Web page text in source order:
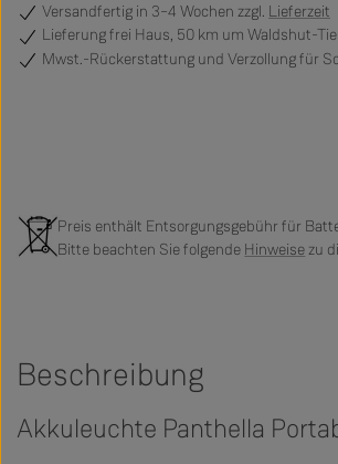
Versandfertig in 3–4 Wochen zzgl. Lieferzeit
Lieferung frei Haus, 50 km um Waldshut-
Mwst.-Rückerstattung und Verzollung für
Preis enthält Entsorgungsgebühr für
Bitte beachten Sie folgende Hinweisezu
Beschreibung
Akkuleuchte Panthella